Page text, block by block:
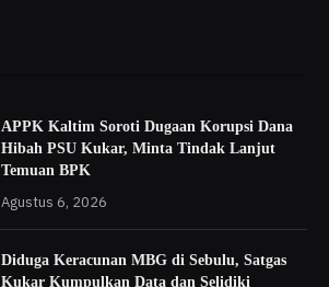
APPK Kaltim Soroti Dugaan Korupsi Dana
Hibah PSU Kukar, Minta Tindak Lanjut
Temuan BPK
Agustus 6, 2026
Diduga Keracunan MBG di Sebulu, Satgas
Kukar Kumpulkan Data dan Selidiki